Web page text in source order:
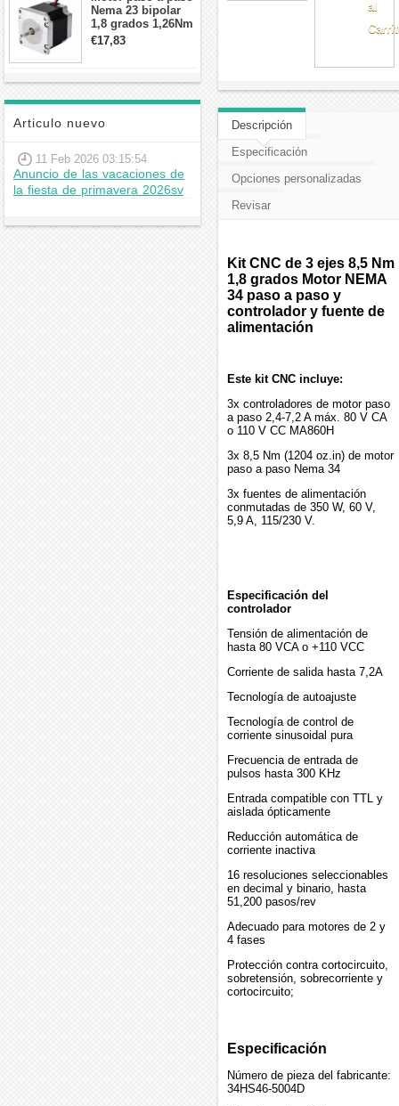
Nema 23 bipolar
1,8 grados 1,26Nm
2,8A 2,5V
57x57x56mm 4
€17,83
Articulo nuevo
11 Feb 2026 03:15:54
Anuncio de las vacaciones de
la fiesta de primavera 2026sv
al
Descripción
Especificación
Opciones personalizadas
Revisar
Kit CNC de 3 ejes 8,5 Nm
1,8 grados Motor NEMA
34 paso a paso y
controlador y fuente de
alimentación
Este kit CNC incluye:
3x controladores de motor paso
a paso 2,4-7,2 A máx. 80 V CA
o 110 V CC MA860H
3x 8,5 Nm (1204 oz.in) de motor
paso a paso Nema 34
3x fuentes de alimentación
conmutadas de 350 W, 60 V,
5,9 A, 115/230 V.
Especificación del
controlador
Tensión de alimentación de
hasta 80 VCA o +110 VCC
Corriente de salida hasta 7,2A
Tecnología de autoajuste
Tecnología de control de
corriente sinusoidal pura
Frecuencia de entrada de
pulsos hasta 300 KHz
Entrada compatible con TTL y
aislada ópticamente
Reducción automática de
corriente inactiva
16 resoluciones seleccionables
en decimal y binario, hasta
51,200 pasos/rev
Adecuado para motores de 2 y
4 fases
Protección contra cortocircuito,
sobretensión, sobrecorriente y
cortocircuito;
Especificación
Número de pieza del fabricante:
34HS46-5004D